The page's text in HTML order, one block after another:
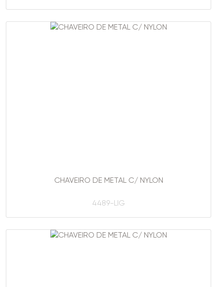
CHAVEIRO DE METAL C/ NYLON
4489-LIG